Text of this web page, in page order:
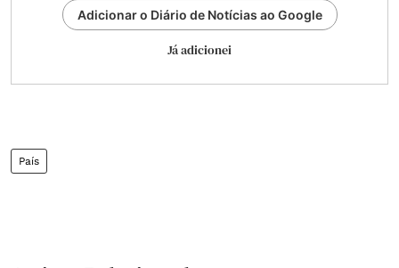
Adicionar o Diário de Notícias ao Google
Já adicionei
País